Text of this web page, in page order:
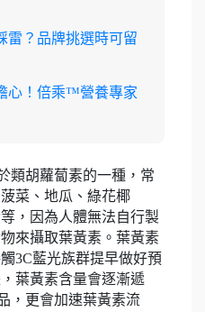
雷？品牌挑選時可留
心！倍乘™營養專家
類胡蘿蔔素的一種，常
菜、地瓜、綠花椰
，因為人體無法自行製
來攝取葉黃素。葉黃素
3C藍光族群提早做好預
葉黃素含量會逐漸遞
，更會加速葉黃素流